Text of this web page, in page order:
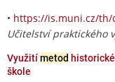
• https://is.muni.cz/th/
Učitelství praktického
Využitímetod
škole